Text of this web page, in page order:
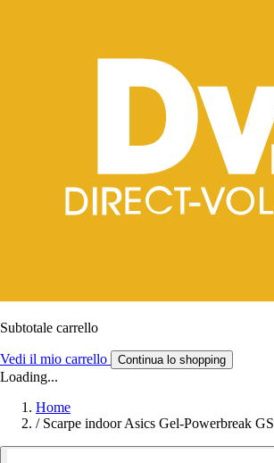
Subtotale carrello
Vedi il mio carrello Continua lo shopping
Loading...
Home
/ Scarpe indoor Asics Gel-Powerbreak GS